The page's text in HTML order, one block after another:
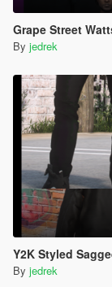
Grape Street Watts
By jedrek
Y2K Styled
By jedrek